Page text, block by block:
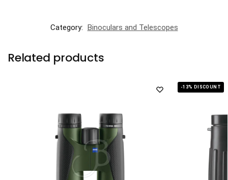
Category: Binoculars and Telescopes
Related products
-13% DISCOUNT